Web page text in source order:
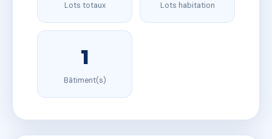
Lots totaux Lots habitation
1
Bâtiment(s)